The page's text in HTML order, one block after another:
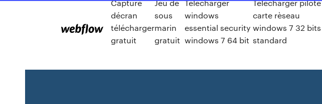
Capture
décran
télécharger
gratuit
Jeu de
sous
marin
gratuit
Télécharger
windows
essential security
windows 7 64 bit
Telecharger pilote
carte rèseau
windows 7 32 bits
standard